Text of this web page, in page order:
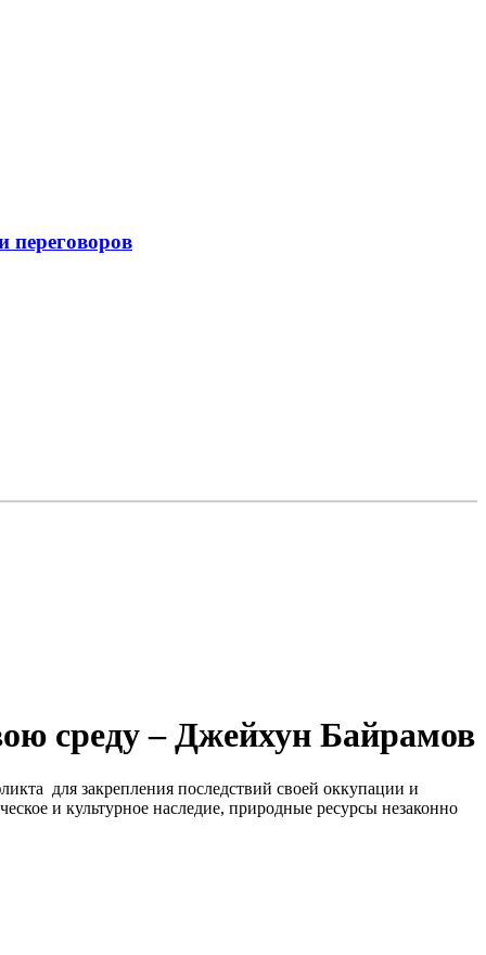
переговоров
среду – Джейхун Байрамов
для закрепления последствий своей оккупации и
и культурное наследие, природные ресурсы незаконно